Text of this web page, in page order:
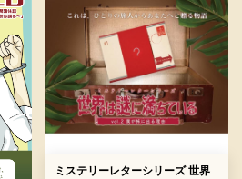
ミステリーレターシリーズ 世界